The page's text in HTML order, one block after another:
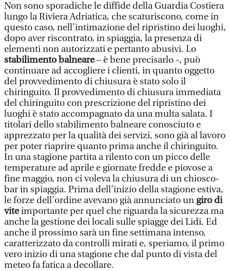
Non sono sporadiche le diffide della Guardia Costiera
lungo la Riviera Adriatica, che scaturiscono, come in
questo caso, nell’intimazione del ripristino dei luoghi,
dopo aver riscontrato, in spiaggia, la presenza di
elementi non autorizzati e pertanto abusivi. Lo
stabilimento balneare– è bene precisarlo -, può
continuare ad accogliere i clienti, in quanto oggetto
del provvedimento di chiusura è stato solo il
chiringuito. Il provvedimento di chiusura immediata
del chiringuito con prescrizione del ripristino dei
luoghi è stato accompagnato da una multa salata. I
titolari dello stabilimento balneare conosciuto e
apprezzato per la qualità dei servizi, sono già al lavoro
per poter riaprire quanto prima anche il chiringuito.
In una stagione partita a rilento con un picco delle
temperature ad aprile e giornate fredde e piovose a
fine maggio, non ci voleva la chiusura di un chiosco-
bar in spiaggia. Prima dell’inizio della stagione estiva,
le forze dell’ordine avevano già annunciato un giro di
viteimportante per quel che riguarda la sicurezza ma
anche la gestione dei locali sulle spiagge dei Lidi. Ed
anche il prossimo sarà un fine settimana intenso,
caratterizzato da controlli mirati e, speriamo, il primo
vero inizio di una stagione che dal punto di vista del
meteo fa fatica a decollare.